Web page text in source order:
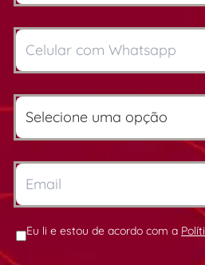
Eu li e estou de acordo com a